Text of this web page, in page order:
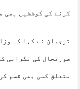
کرنے کی کوششیں بھی
ترجمان نے کہا کہ
صورتحال کی نگرانی
متعلق کسی بھی قسم